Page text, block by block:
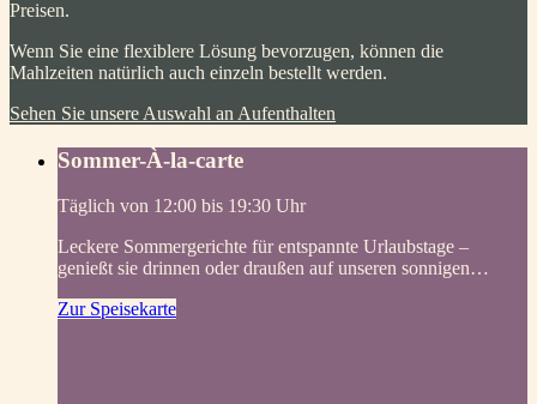
Preisen.
Wenn Sie eine flexiblere Lösung bevorzugen, können die
Mahlzeiten natürlich auch einzeln bestellt werden.
Sehen Sie unsere Auswahl an Aufenthalten
Sommer-À-la-carte
Täglich von 12:00 bis 19:30 Uhr
Leckere Sommergerichte für entspannte Urlaubstage –
genießt sie drinnen oder draußen auf unseren sonnigen…
Zur Speisekarte